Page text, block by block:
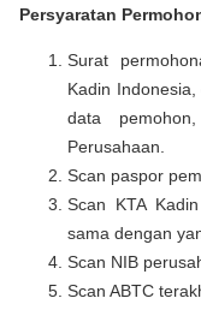
Persyaratan
Surat
Kadin
data
Perusahaan.
Scan paspor
Scan KTA
sama dengan
Scan NIB
Scan ABTC